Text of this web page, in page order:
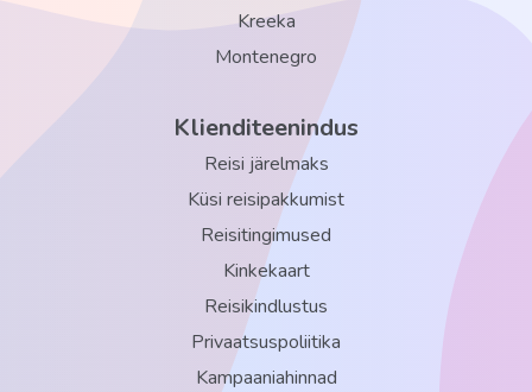
Kreeka
Montenegro
Klienditeenindus
Reisi järelmaks
Küsi reisipakkumist
Reisitingimused
Kinkekaart
Reisikindlustus
Privaatsuspoliitika
Kampaaniahinnad